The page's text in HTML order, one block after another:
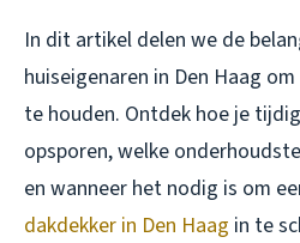
In dit artikel delen we de
huiseigenaren in Den Haag
te houden. Ontdek hoe je
opsporen, welke
en wanneer het nodig is om
dakdekker in Den Haag in te